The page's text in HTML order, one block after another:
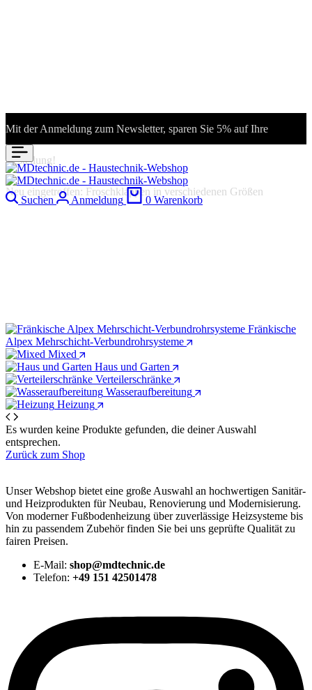
Mit der Anmeldung zum Newsletter, sparen Sie 5% auf Ihre
Bestellung!
Neu eingetroffen: Froschklappen in verschiedenen Größen
Suchen Anmeldung 0 Warenkorb
Fränkische
Alpex Mehrschicht-Verbundrohrsysteme
Mixed
Haus und Garten
Verteilerschränke
Wasseraufbereitung
Heizung
Es wurden keine Produkte gefunden, die deiner Auswahl
entsprechen.
Zurück zum Shop
Unser Webshop bietet eine große Auswahl an hochwertigen Sanitär-
und Heizprodukten für Neubau, Renovierung und Modernisierung.
Von moderner Fußbodenheizung über zuverlässige Heizsysteme bis
hin zu passendem Zubehör finden Sie bei uns geprüfte Qualität zu
fairen Preisen.
E-Mail: shop@mdtechnic.de
Telefon: +49 151 42501478